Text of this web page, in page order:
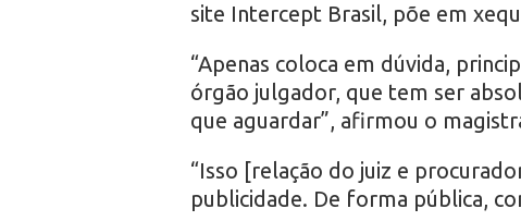
o
site Intercept Brasil, põe em
“Apenas coloca em dúvida,
órgão julgador, que tem ser
que aguardar”, afirmou o
“Isso [relação do juiz e
publicidade. De forma pública,